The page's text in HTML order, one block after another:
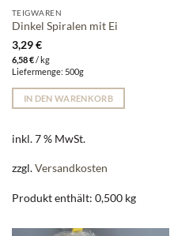
TEIGWAREN
Dinkel Spiralen mit Ei
3,29€
6,58€/kg
Liefermenge: 500g
IN DEN WARENKORB
inkl. 7 % MwSt.
zzgl.Versandkosten
Produkt enthält: 0,500 kg